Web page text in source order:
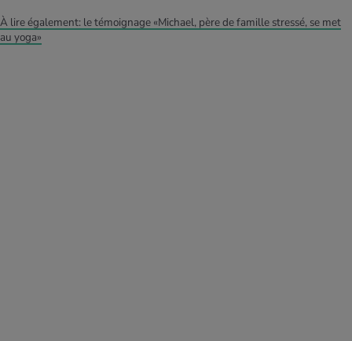
À lire également: le témoignage «Michael, père de famille stressé, se met
au yoga»